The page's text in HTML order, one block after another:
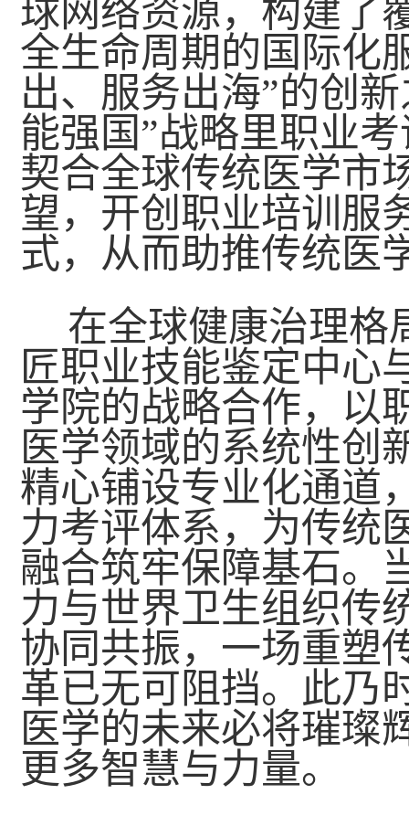
球网络资源，构建了
全生命周期的国际化
出、服务出海”的创
能强国”战略里职业
契合全球传统医学市
望，开创职业培训服
式，从而助推传统医
在全球健康治理格
匠职业技能鉴定中心
学院的战略合作，以
医学领域的系统性创
精心铺设专业化通道
力考评体系，为传统
融合筑牢保障基石。
力与世界卫生组织传
协同共振，一场重塑
革已无可阻挡。此乃
医学的未来必将璀璨
更多智慧与力量。